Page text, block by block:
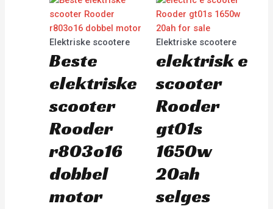
Elektriske scootere
Beste
elektriske
scooter
Rooder
r803o16
dobbel
motor
Elektriske scootere
elektrisk e
scooter
Rooder
gt01s
1650w
20ah
selges